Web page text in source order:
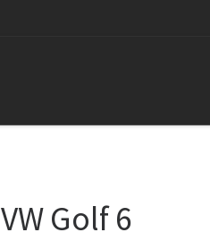
VW Golf 6